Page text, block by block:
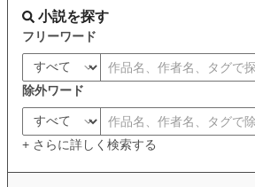
小説を探す
フリーワード
除外ワード
+ さらに詳しく検索する